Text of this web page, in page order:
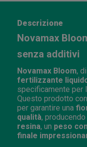
Descrizione
Novamax
senza additivi
Novamax Bloom,
fertilizzante
specificamente per
Questo prodotto
per garantire una
qualità, producendo
resina, un peso
finale